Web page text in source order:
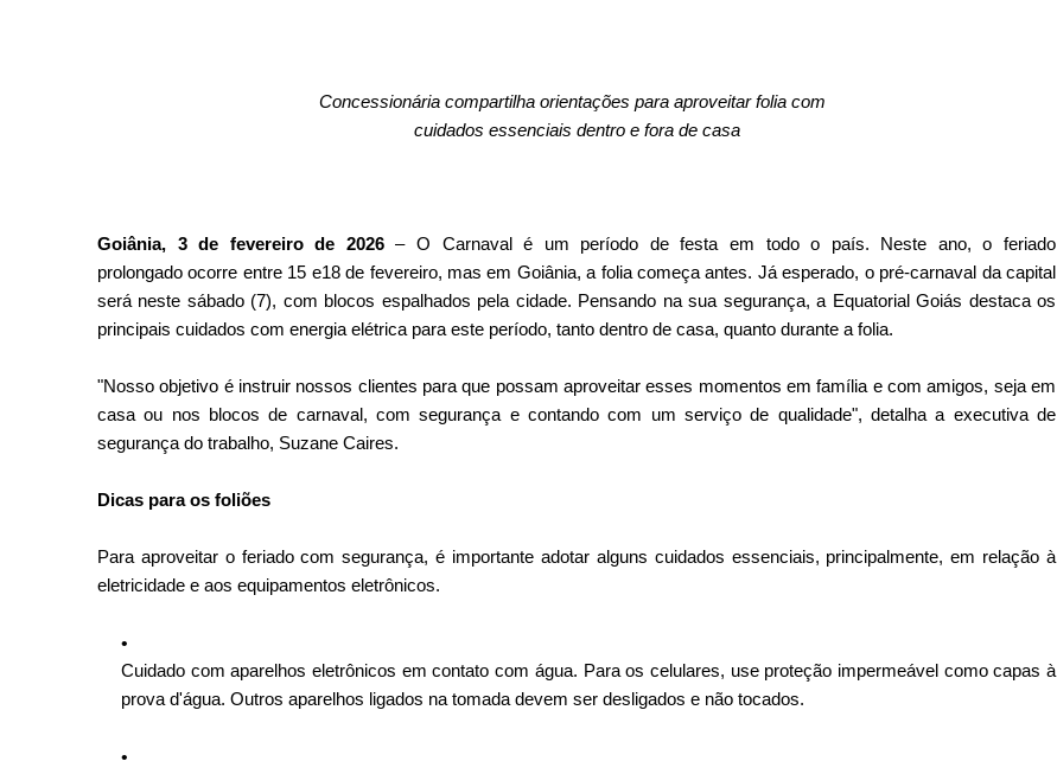
Concessionária compartilha orientações para aproveitar folia com
cuidados essenciais dentro e fora de casa
Goiânia, 3 de fevereiro de 2026– O Carnaval é um período de festa em todo o país. Neste ano, o feriado
prolongado ocorre entre 15 e18 de fevereiro, mas em Goiânia, a folia começa antes. Já esperado, o pré-carnaval da capital
será neste sábado (7), com blocos espalhados pela cidade. Pensando na sua segurança, a Equatorial Goiás destaca os
principais cuidados com energia elétrica para este período, tanto dentro de casa, quanto durante a folia.
"Nosso objetivo é instruir nossos clientes para que possam aproveitar esses momentos em família e com amigos, seja em
casa ou nos blocos de carnaval, com segurança e contando com um serviço de qualidade", detalha a executiva de
segurança do trabalho, Suzane Caires.
Dicas para os foliões
Para aproveitar o feriado com segurança, é importante adotar alguns cuidados essenciais, principalmente, em relação à
eletricidade e aos equipamentos eletrônicos.
Cuidado com aparelhos eletrônicos em contato com água. Para os celulares, use proteção impermeável como capas à
prova d'água. Outros aparelhos ligados na tomada devem ser desligados e não tocados.